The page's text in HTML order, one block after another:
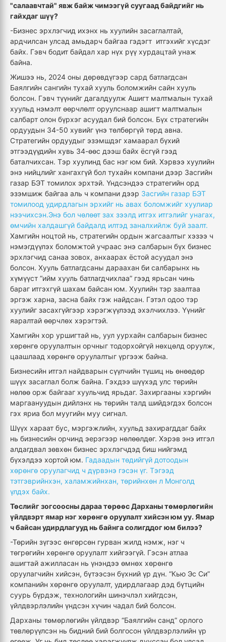
"салаавчтай" явж байж чимээгүй суугаад байдгийг нь
гайхдаг шүү?
-Бизнес эрхлэгчид ихэнх нь хуулийн засаглалтай,
ардчилсан улсад амьдарч байгаа гэдэгт итгэхийг хүсдэг
байх. Гэвч бодит байдал хар нүх рүү хурдацтай унаж
байна.
Жишээ нь, 2024 оны дөрөвдүгээр сард батлагдсан
Баялгийн сангийн тухай хууль боломжийн сайн хууль
болсон. Гэвч түүнийг дагалдуулж Ашигт малтмалын тухай
хуульд нэмэлт өөрчлөлт оруулснаар ашигт малтмалын
салбарт олон бүрхэг асуудал бий болсон. Бүх стратегийн
ордуудын 34-50 хувийг үнэ төлбөргүй төрд авна.
Стратегийн ордуудыг эзэмшдэг хамаарал бүхий
этгээдүүдийн хувь 34-өөс дээш байх ёсгүй гээд
баталчихсан. Тэр хуулинд бас нэг юм бий. Хэрвээ хуулийн
энэ нийцлийг хангахгүй бол тухайн компани дээр Засгийн
газар БЭТ томилох эрхтэй. Үндсэндээ стратегийн орд
эзэмшиж байгаа аль ч компани дээр Засгийн газар БЭТ
томилоод удирдлагын эрхийг нь авах боломжийг хуулиар
нээчихсэн.Энэ бол чөлөөт зах зээлд итгэх итгэлийг унагах,
өмчийн халдашгүй байдалд илтэд заналхийлж буй заалт.
Хамгийн ноцтой нь, стратегийн ордын жагсаалтыг хэзээ ч
нэмэгдүүлэх боломжтой учраас энэ салбарын бүх бизнес
эрхлэгчид санаа зовох, анхаарах ёстой асуудал энэ
болсон. Хууль батлагдсаны дараахан би салбарынх нь
хүмүүст “ийм хууль батлагдчихлаа” гээд ярьсан чинь
бараг итгэхгүй шахам байсан юм. Хуулийн тэр заалтаа
эргэж харна, засна байх гэж найдсан. Гэтэл одоо тэр
хуулийг засахгүйгээр хэрэгжүүлээд эхэлчихлээ. Үүнийг
яаралтай өөрчлөх хэрэгтэй.
Хамгийн хор уршигтай нь, уул уурхайн салбарын бизнес
хөрөнгө оруулалтын орчныг тодорхойгүй нөхцөлд оруулж,
цаашлаад хөрөнгө оруулалтыг үргээж байна.
Бизнесийн итгэл найдварын сүүлчийн түшиц нь өнөөдөр
шүүх засаглал болж байна. Гэхдээ шүүхэд улс төрийн
нөлөө орж байгааг хуульчид ярьдаг. Захиргааны хэргийн
маргаануудын дийлэнх нь төрийн талд шийдэгдэх болсон
гэх яриа бол муугийн муу сигнал.
Шүүх хараат бус, мэргэжлийн, хуульд захирагддаг байх
нь бизнесийн орчинд эерэгээр нөлөөлдөг. Хэрэв энэ итгэл
алдагдвал зөвхөн бизнес эрхлэгчдэд биш нийгэмд
бүхэлдээ хортой юм. Гадаадын төдийгүй дотоодын
хөрөнгө оруулагчид ч дүрвэнэ гэсэн үг. Тэгээд
тэтгэврийнхэн, халамжийнхан, төрийнхөн л Монголд
үлдэх байх.
Төслийг зогсоосны дараа төрөөс Дарханы төмөрлөгийн
үйлдвэрт ямар нэг хөрөнгө оруулалт хийсэн юм уу. Ямар
ч байсан удирдлагууд нь байнга солигддог юм билээ?
-Төрийн зүгээс өнгөрсөн гурван жилд нэмж, нэг ч
төгрөгийн хөрөнгө оруулалт хийгээгүй. Гэсэн атлаа
ашигтай ажилласан нь үнэндээ өмнөх хөрөнгө
оруулагчийн хийсэн, бүтээсэн бүхний үр дүн. “Кью Эс Си”
компанийн хөрөнгө оруулалт, удирдлагаар дэд бүтцийн
суурь бүрдэж, технологийн шинэчлэл хийгдсэн,
үйлдвэрлэлийн үндсэн хүчин чадал бий болсон.
Дарханы төмөрлөгийн үйлдвэр “Баялгийн санд” орлого
төвлөрүүлсэн нь бидний бий болгосон үйлдвэрлэлийн үр